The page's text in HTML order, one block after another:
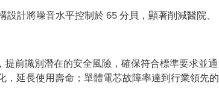
計將噪音水平控制於 65 分貝，顯著削減醫院、
提前識別潛在的安全風險，確保符合標準要求並通
延長使用壽命；單體電芯故障率達到行業領先的